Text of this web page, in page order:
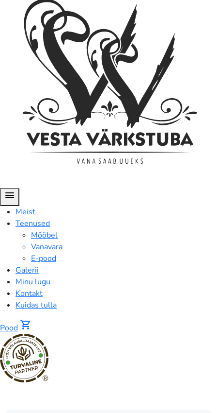
menu
Meist
Teenused
Mööbel
Vanavara
E-pood
Galerii
Minu lugu
Kontakt
Kuidas tulla
Pood shopping_cart
®